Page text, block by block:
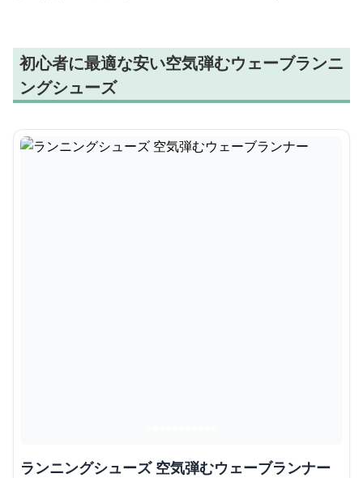
初心者に最適な安い空気弾むウェーブランニ
ングシューズ
ランニングシューズ 空気弾むウェーブランナー